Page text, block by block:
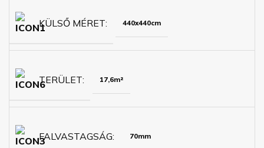
KÜLSŐ MÉRET 440x440cm
TERÜLET 17,6m²
FALVASTAGSÁG 70mm